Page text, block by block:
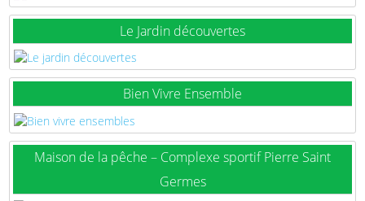
Le Jardin découvertes
Bien Vivre Ensemble
Maison de la pêche – Complexe sportif Pierre Saint
Germes